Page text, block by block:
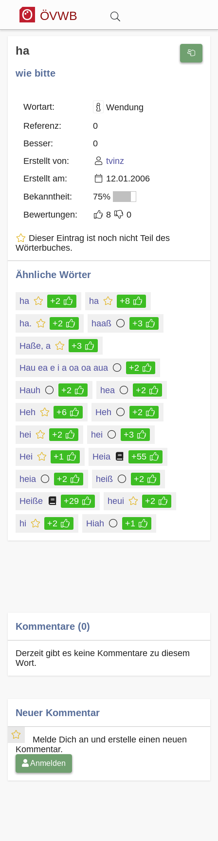
ÖVWB
Wörterbuch
Hitparade
Blog
ha
wie bitte
Wortart:
Wendung
Referenz:
0
Besser:
0
Erstellt von:
tvinz
Erstellt am:
12.01.2006
Bekanntheit:
75%
Bewertungen:
8 0
Dieser Eintrag ist noch nicht Teil des
Wörterbuches.
Ähnliche Wörter
ha +2 ha +8
ha. +2 haaß +3
Haße, a +3
Hau ea e i a oa oa aua +2
Hauh +2 hea +2
Heh +6 Heh +2
hei +2 hei +3
Hei +1 Heia +55
heia +2 heiß +2
Heiße +29 heui +2
hi +2 Hiah +1
Kommentare (0)
Derzeit gibt es keine Kommentare zu diesem
Wort.
Neuer Kommentar
Melde Dich an und erstelle einen neuen
Kommentar.
Anmelden